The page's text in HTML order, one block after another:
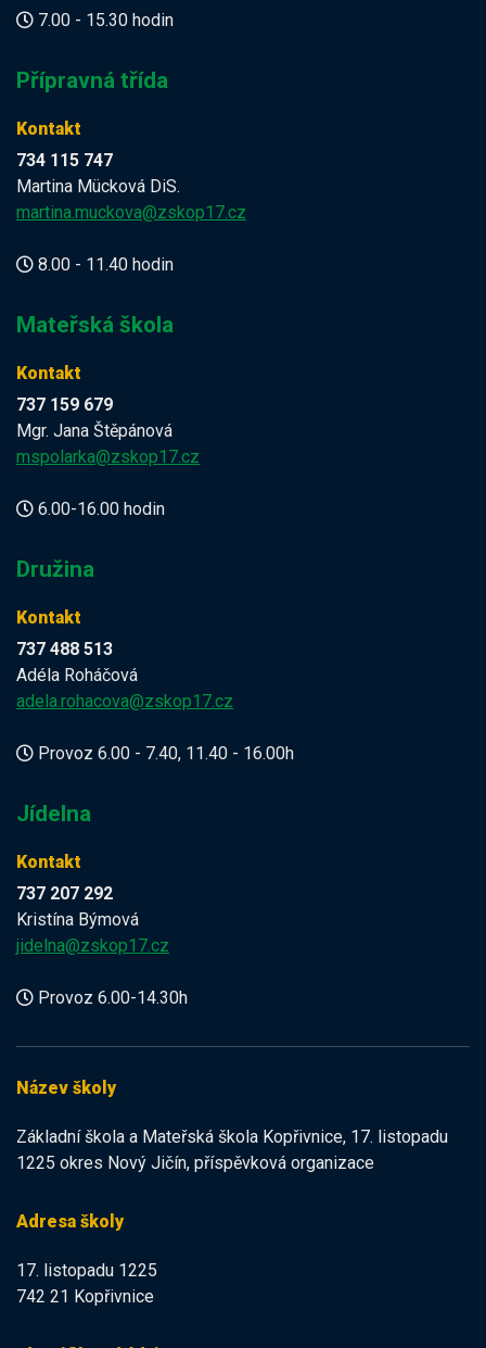
7.00 - 15.30 hodin
Přípravná třída
Kontakt
734 115 747
Martina Mücková DiS.
martina.muckova@zskop17.cz
8.00 - 11.40 hodin
Mateřská škola
Kontakt
737 159 679
Mgr. Jana Štěpánová
mspolarka@zskop17.cz
6.00-16.00 hodin
Družina
Kontakt
737 488 513
Adéla Roháčová
adela.rohacova@zskop17.cz
Provoz 6.00 - 7.40, 11.40 - 16.00h
Jídelna
Kontakt
737 207 292
Kristína Býmová
jidelna@zskop17.cz
Provoz 6.00-14.30h
Název školy
Základní škola a Mateřská škola Kopřivnice, 17. listopadu
1225 okres Nový Jičín, příspěvková organizace
Adresa školy
17. listopadu 1225
742 21 Kopřivnice